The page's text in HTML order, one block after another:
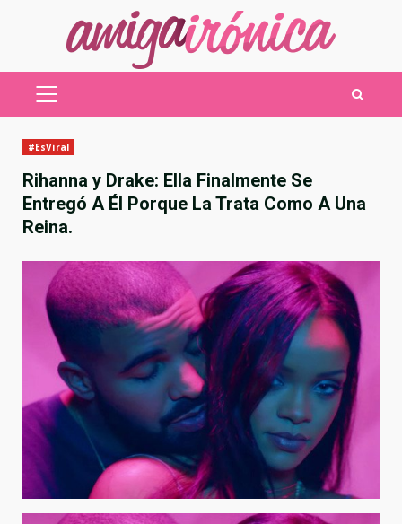
MENÚ
#EsViral
Rihanna y Drake: Ella Finalmente Se
Entregó A Él Porque La Trata Como A Una
Reina.